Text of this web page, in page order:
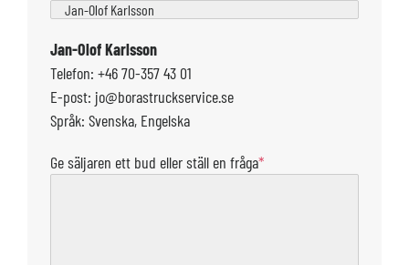
Jan-Olof Karlsson
Telefon: +46 70-357 43 01
E-post: jo@borastruckservice.se
Språk: Svenska, Engelska
Ge säljaren ett bud eller ställ en fråga*